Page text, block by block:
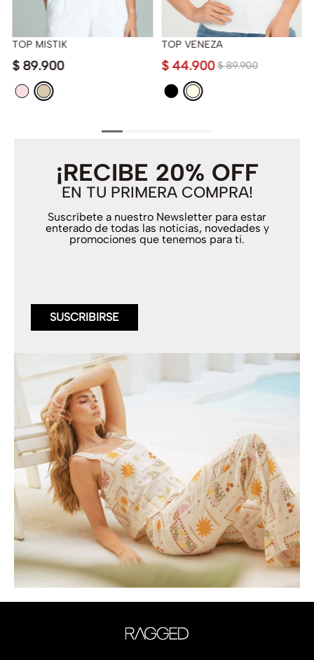
TOP MISTIK
$ 89.900
TOP VENEZA
$ 89.900
$ 44.900
¡RECIBE 20% OFF
EN TU PRIMERA COMPRA!
Suscríbete a nuestro Newsletter para estar
enterado de todas las noticias, novedades y
promociones que tenemos para ti.
SUSCRIBIRSE